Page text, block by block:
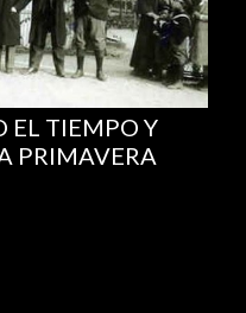
EL TIEMPO Y
PRIMAVERA